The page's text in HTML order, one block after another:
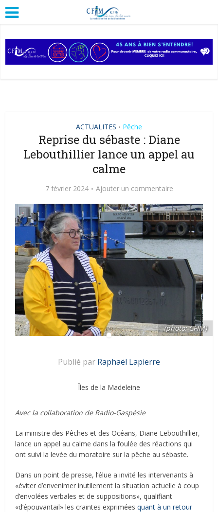
ACTUALITES • Pêche
Reprise du sébaste : Diane
Lebouthillier lance un appel au
calme
7 février 2024 Ajouter un commentaire
(photo: CFIM)
Publié par Raphaël Lapierre
Îles de la Madeleine
Avec la collaboration de Radio-Gaspésie
La ministre des Pêches et des Océans, Diane Lebouthillier,
lance un appel au calme dans la foulée des réactions qui
ont suivi la levée du moratoire sur la pêche au sébaste.
Dans un point de presse, l’élue a invité les intervenants à
«éviter d’envenimer inutilement la situation actuelle à coup
d’envolées verbales et de suppositions», qualifiant
«d’épouvantail» les craintes expriméesquant à un retour